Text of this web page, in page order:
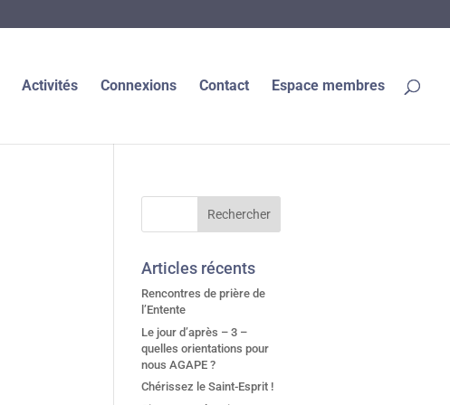
Activités Connexions Contact Espace membres
Articles récents
Rencontres de prière de
l’Entente
Le jour d’après – 3 –
quelles orientations pour
nous AGAPE ?
Chérissez le Saint-Esprit !